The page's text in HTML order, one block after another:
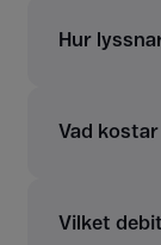
Hur
Vad
Vilket